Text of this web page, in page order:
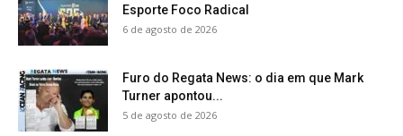
Esporte Foco Radical
6 de agosto de 2026
Furo do Regata News: o dia em que Mark
Turner apontou...
5 de agosto de 2026